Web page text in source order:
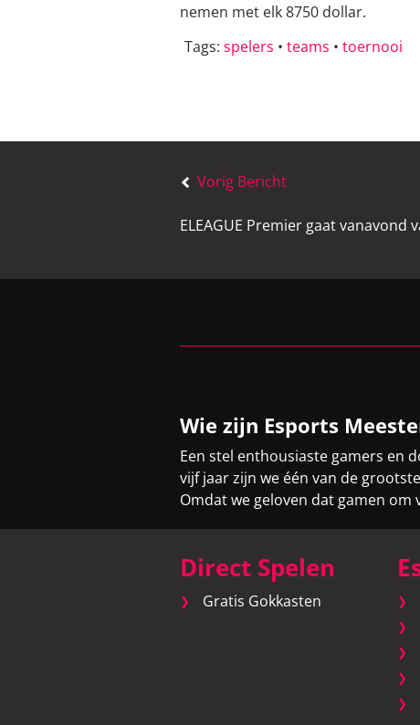
nemen met elk 8750 dollar.
Tags: spelers • teams • toernooi
navigatie
Vorig Bericht
ELEAGUE Premier gaat vanavond
Wie zijn Esports
Een stel enthousiaste gamers en
vijf jaar zijn we één van de
Omdat we geloven dat gamen om
Direct Spelen
Gratis Gokkasten